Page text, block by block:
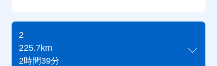
2
225.7km
2時間39分